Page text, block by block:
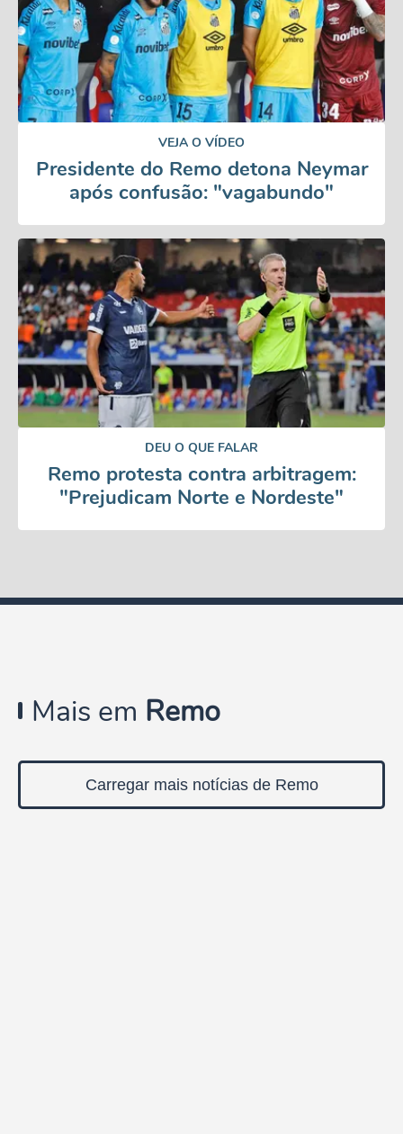
VEJA O VÍDEO
Presidente do Remo detona Neymar
após confusão: "vagabundo"
DEU O QUE FALAR
Remo protesta contra arbitragem:
"Prejudicam Norte e Nordeste"
Mais em Remo
Carregar mais notícias de Remo